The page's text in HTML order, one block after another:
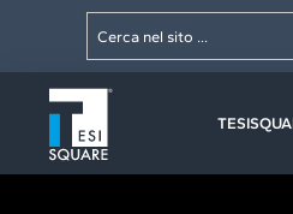
contenuto
contenuto